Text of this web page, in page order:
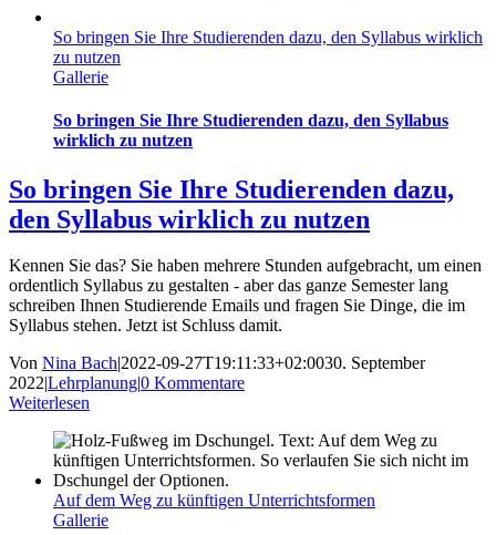
So bringen Sie Ihre Studierenden dazu, den Syllabus wirklich
zu nutzen
Gallerie
So bringen Sie Ihre Studierenden dazu, den Syllabus
wirklich zu nutzen
So bringen Sie Ihre Studierenden dazu,
den Syllabus wirklich zu nutzen
Kennen Sie das? Sie haben mehrere Stunden aufgebracht, um einen
ordentlich Syllabus zu gestalten - aber das ganze Semester lang
schreiben Ihnen Studierende Emails und fragen Sie Dinge, die im
Syllabus stehen. Jetzt ist Schluss damit.
Von Nina Bach|2022-09-27T19:11:33+02:0030. September
2022|Lehrplanung|0 Kommentare
Weiterlesen
Auf dem Weg zu künftigen Unterrichtsformen
Gallerie